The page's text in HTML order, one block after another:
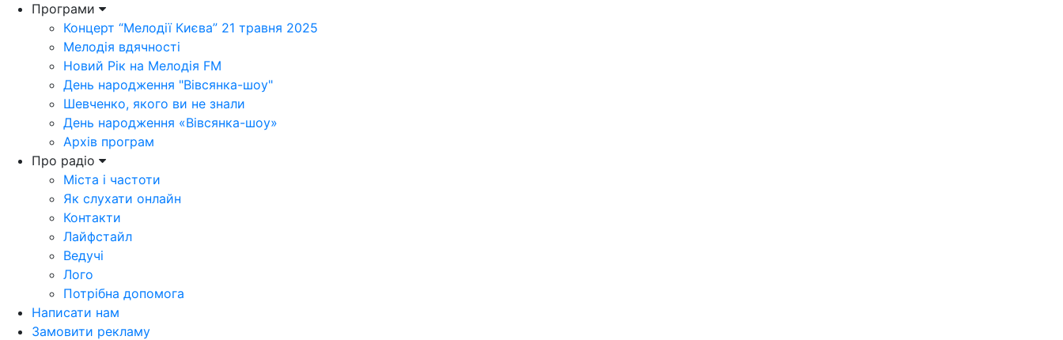
Програми
Концерт “Мелодії Києва” 21 травня 2025
Мелодія вдячності
Новий Рік на Мелодія FM
День народження "Вівсянка-шоу"
Шевченко, якого ви не знали
День народження «Вівсянка-шоу»
Архів програм
Про радіо
Міста і частоти
Як слухати онлайн
Контакти
Лайфстайл
Ведучі
Лого
Потрібна допомога
Написати нам
Замовити рекламу